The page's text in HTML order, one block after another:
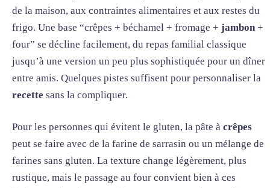
de la maison, aux contraintes alimentaires et aux restes du
frigo. Une base “crêpes + béchamel + fromage + jambon +
four” se décline facilement, du repas familial classique
jusqu’à une version un peu plus sophistiquée pour un dîner
entre amis. Quelques pistes suffisent pour personnaliser la
recette sans la compliquer.
Pour les personnes qui évitent le gluten, la pâte à crêpes
peut se faire avec de la farine de sarrasin ou un mélange de
farines sans gluten. La texture change légèrement, plus
rustique, mais le passage au four convient bien à ces